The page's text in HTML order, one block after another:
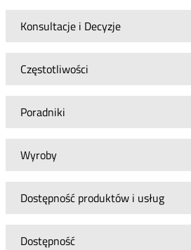
Konsultacje i Decyzje
Częstotliwości
Poradniki
Wyroby
Dostępność produktów i usług
Dostępność